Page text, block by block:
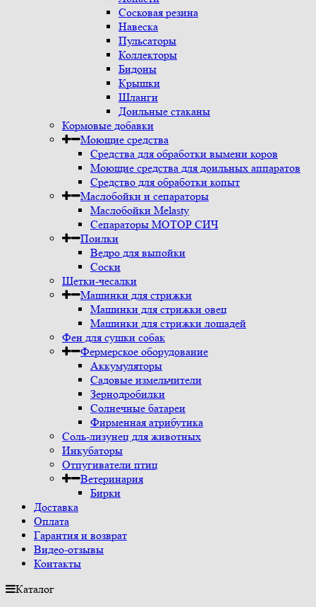
Сосковая резина
Навеска
Пульсаторы
Коллекторы
Бидоны
Крышки
Шланги
Доильные стаканы
Кормовые добавки
Моющие средства
Средства для обработки вымени коров
Моющие средства для доильных аппаратов
Средство для обработки копыт
Маслобойки и сепараторы
Маслобойки Melasty
Сепараторы МОТОР СИЧ
Поилки
Ведро для выпойки
Соски
Щетки-чесалки
Машинки для стрижки
Машинки для стрижки овец
Машинки для стрижки лошадей
Фен для сушки собак
Фермерское оборудование
Аккумуляторы
Садовые измельчители
Зернодробилки
Солнечные батареи
Фирменная атрибутика
Соль-лизунец для животных
Инкубаторы
Отпугиватели птиц
Ветеринария
Бирки
Доставка
Оплата
Гарантия и возврат
Видео-отзывы
Контакты
Каталог